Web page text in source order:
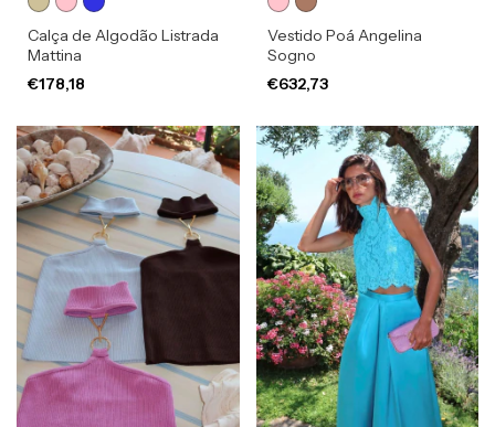
Calça de Algodão Listrada
Mattina
€178,18
Vestido Poá Angelina
Sogno
€632,73